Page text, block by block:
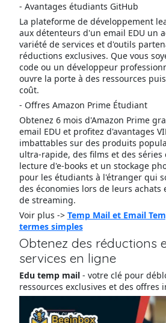
- Avantages étudiants GitHub
La plateforme de développement
aux détenteurs d'un email EDU un
variété de services et d'outils
réductions exclusives. Que vous
code ou un développeur
ouvre la porte à des ressources
coût.
- Offres Amazon Prime Étudiant
Obtenez 6 mois d'Amazon Prime
email EDU et profitez d'avantages
imbattables sur des produits
ultra-rapide, des films et des séries
lecture d'e-books et un stockage
pour les étudiants à l'étranger qui
des économies lors de leurs achats
de streaming.
Voir plus -> Temp Mail et Email
termes simples
Obtenez des réductions
services en ligne
Edu temp mail- votre clé pour
ressources exclusives et des offres